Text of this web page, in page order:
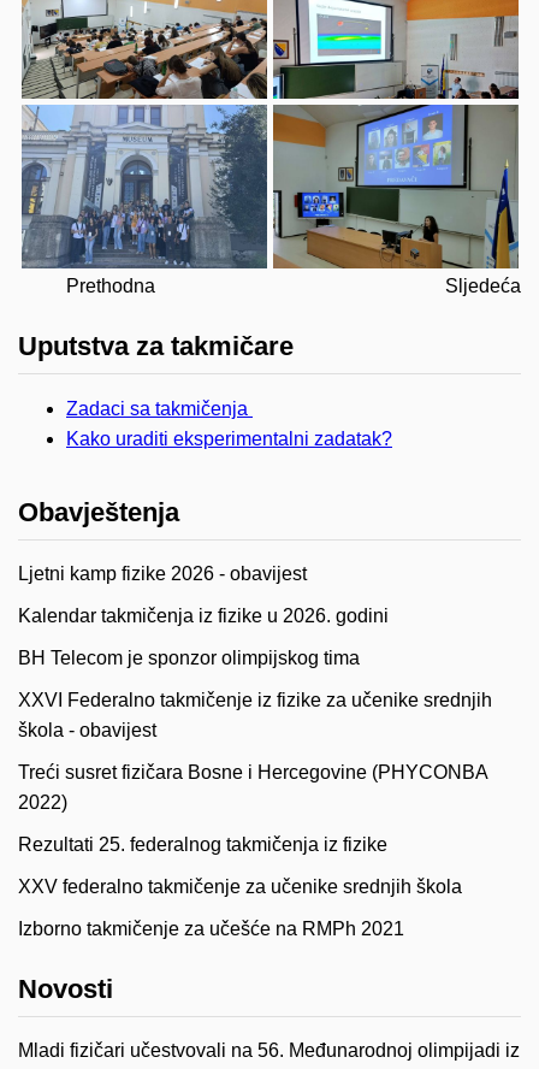
Prethodna Sljedeća
Uputstva za takmičare
Zadaci sa takmičenja
Kako uraditi eksperimentalni zadatak?
Obavještenja
Ljetni kamp fizike 2026 - obavijest
Kalendar takmičenja iz fizike u 2026. godini
BH Telecom je sponzor olimpijskog tima
XXVI Federalno takmičenje iz fizike za učenike srednjih
škola - obavijest
Treći susret fizičara Bosne i Hercegovine (PHYCONBA
2022)
Rezultati 25. federalnog takmičenja iz fizike
XXV federalno takmičenje za učenike srednjih škola
Izborno takmičenje za učešće na RMPh 2021
Novosti
Mladi fizičari učestvovali na 56. Međunarodnoj olimpijadi iz